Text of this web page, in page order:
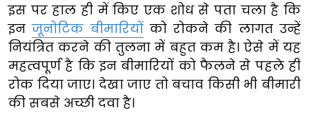
इस पर हाल ही में किए एक शोध से पता चला है कि
इनजूनोटिक बीमारियोंको रोकने की लागत उन्हें
नियंत्रित करने की तुलना में बहुत कम है। ऐसे में यह
महत्वपूर्ण है कि इन बीमारियों को फैलने से पहले ही
रोक दिया जाए। देखा जाए तो बचाव किसी भी बीमारी
की सबसे अच्छी दवा है।